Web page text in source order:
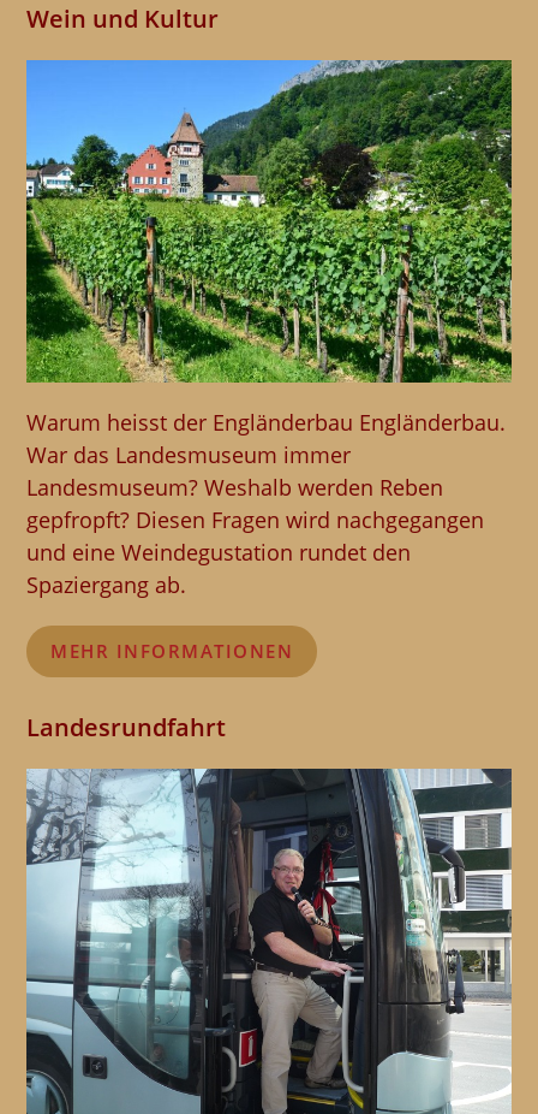
Wein und Kultur
Warum heisst der Engländerbau Engländerbau.
War das Landesmuseum immer
Landesmuseum? Weshalb werden Reben
gepfropft? Diesen Fragen wird nachgegangen
und eine Weindegustation rundet den
Spaziergang ab.
MEHR INFORMATIONEN
Landesrundfahrt